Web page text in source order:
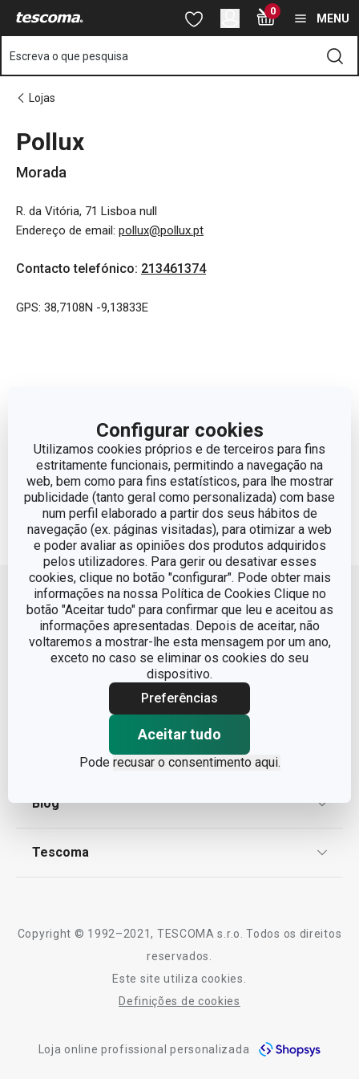
Configurar cookies
Utilizamos cookies próprios e de terceiros para fins
estritamente funcionais, permitindo a navegação na
web, bem como para fins estatísticos, para lhe mostrar
publicidade (tanto geral como personalizada) com base
num perfil elaborado a partir dos seus hábitos de
navegação (ex. páginas visitadas), para otimizar a web
e poder avaliar as opiniões dos produtos adquiridos
pelos utilizadores. Para gerir ou desativar esses
cookies, clique no botão "configurar". Pode obter mais
informações na nossa Política de Cookies Clique no
botão "Aceitar tudo" para confirmar que leu e aceitou as
informações apresentadas. Depois de aceitar, não
voltaremos a mostrar-lhe esta mensagem por um ano,
exceto no caso se eliminar os cookies do seu
dispositivo.
Preferências
Aceitar tudo
Pode recusar o consentimento aqui.
Saltar para o conteúdo principal
Saltar para a pesquisa
Saltar para a navegação 0
MENU
Escreva o que pesquisa
Lojas
Pollux
Morada
R. da Vitória, 71 Lisboa null
Endereço de email: pollux@pollux.pt
Contacto telefónico: 213461374
GPS: 38,7108N -9,13833E
Voltar ao topo
Proteção de informações pessoais
Livro de Reclamações
Encomendas
Perguntas Frequentes
Blog
Tescoma
Copyright © 1992–2021, TESCOMA s.r.o. Todos os direitos
reservados.
Este site utiliza cookies.
Definições de cookies
Loja online profissional personalizada